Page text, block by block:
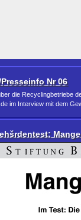
Nr 06
die Recyclingbetriebe
im Interview mit dem